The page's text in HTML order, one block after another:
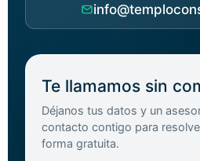
Te llamamos sin
Déjanos tus datos y un
contacto contigo para
forma gratuita.